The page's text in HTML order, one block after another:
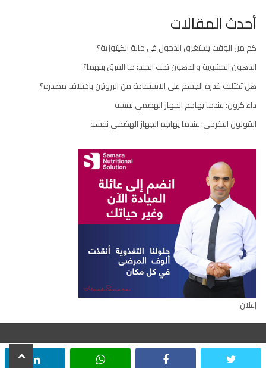
twitter
whatsapp
أحدث المقالات
كم من الوقت يستغرق الدخول في حالة الكيتوزية؟
الدهون الحشوية والدهون تحت الجلد: ما الفرق بينهما؟
هل تختلف قدرة الجسم على الاستفادة من البروتين باختلاف مصدره؟
داء كرون: عندما يهاجم الجهاز الهضمي نفسه
القولون التقرحي: عندما يهاجم الجهاز الهضمي نفسه
إعلان
جميع الحقوق محفوظة © ٢٠٢٢
scroll